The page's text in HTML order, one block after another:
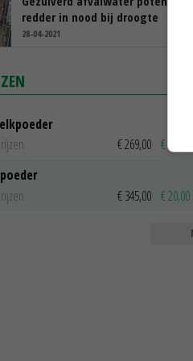
redder in nood bij droogte
28-04-2021
€ 269,00 € 7,00
€ 345,00 € 20,00